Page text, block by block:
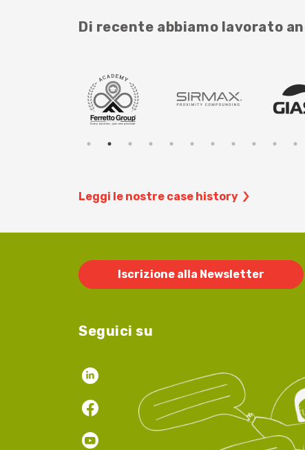
Di recente abbiamo lavorato
Leggi le nostre case history
Iscrizione alla Newsletter
Seguici su